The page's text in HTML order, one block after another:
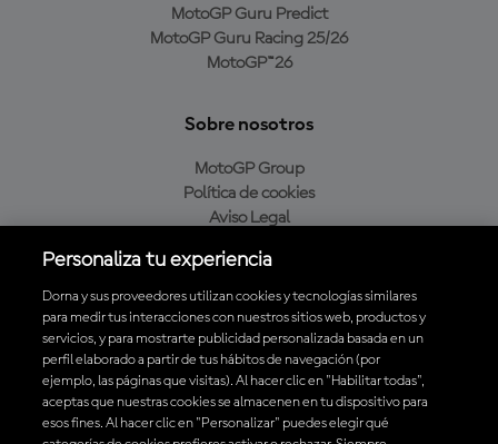
MotoGP Guru Predict
MotoGP Guru Racing 25/26
MotoGP™26
Sobre nosotros
MotoGP Group
Política de cookies
Aviso Legal
Política de compra
Descarga la aplicación oficial de MotoGP™
Personaliza tu experiencia
Dorna y sus proveedores utilizan cookies y tecnologías similares
para medir tus interacciones con nuestros sitios web, productos y
servicios, y para mostrarte publicidad personalizada basada en un
perfil elaborado a partir de tus hábitos de navegación (por
ejemplo, las páginas que visitas). Al hacer clic en "Habilitar todas",
aceptas que nuestras cookies se almacenen en tu dispositivo para
esos fines. Al hacer clic en "Personalizar" puedes elegir qué